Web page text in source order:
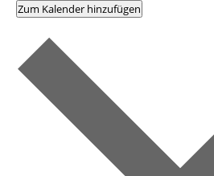
Zum Kalender hinzufügen